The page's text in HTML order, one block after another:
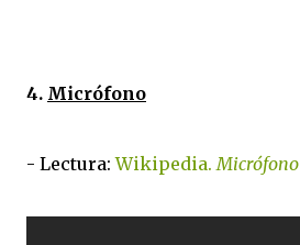
4. Micrófono
- Lectura:Wikipedia.Micrófono